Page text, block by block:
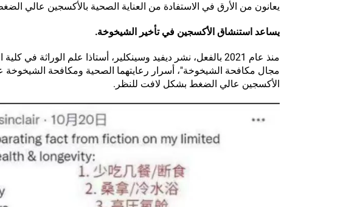
يعانون من الأرق في الاستفادة من العناية الصحية بالأكسجين عالي
يساعد استنشاق الأكسجين في تأخير الشيخوخة.
منذ عام 2021 بالفعل، نشر ديفيد وسينكلير، أستاذا علم
مجال مكافحة الشيخوخة"، أسرار رعايتهما الصحية ومكافحة
الأكسجين عالي الضغط بشكل لافت للنظر.